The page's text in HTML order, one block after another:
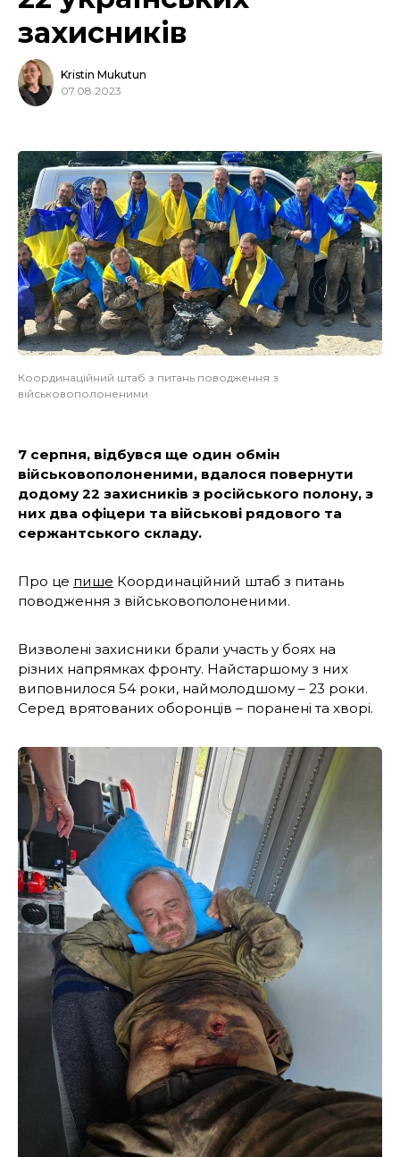
захисників
Kristin Mukutun
07.08.2023
Координаційний штаб з питань поводження з
військовополоненими
7 серпня, відбувся ще один обмін
військовополоненими, вдалося повернути
додому 22 захисників з російського полону, з
них два офіцери та військові рядового та
сержантського складу.
Про це пише Координаційний штаб з питань
поводження з військовополоненими.
Визволені захисники брали участь у боях на
різних напрямках фронту. Найстаршому з них
виповнилося 54 роки, наймолодшому – 23 роки.
Серед врятованих оборонців – поранені та хворі.